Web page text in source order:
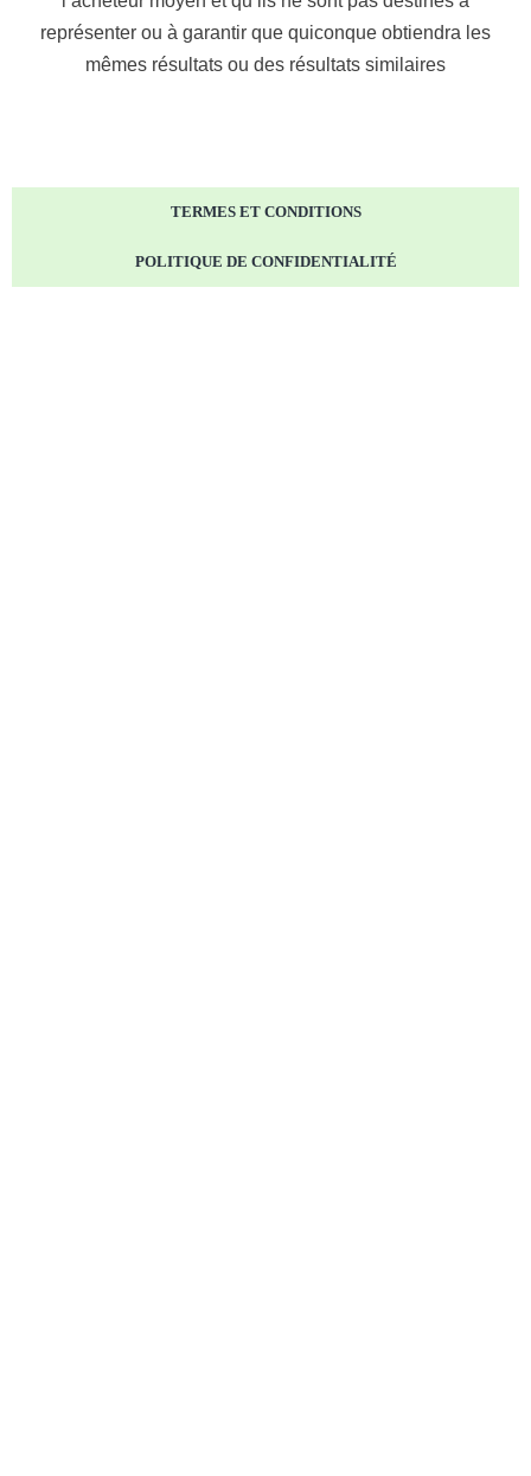
représenter ou à garantir que quiconque obtiendra les
mêmes résultats ou des résultats similaires
TERMES ET CONDITIONS
POLITIQUE DE CONFIDENTIALITÉ